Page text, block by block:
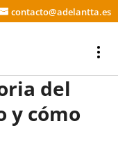
contacto@adelantta.es
del
y cómo